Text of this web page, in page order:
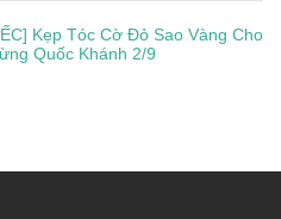
Kẹp Tóc Cờ Đỏ Sao Vàng Cho
Quốc Khánh 2/9